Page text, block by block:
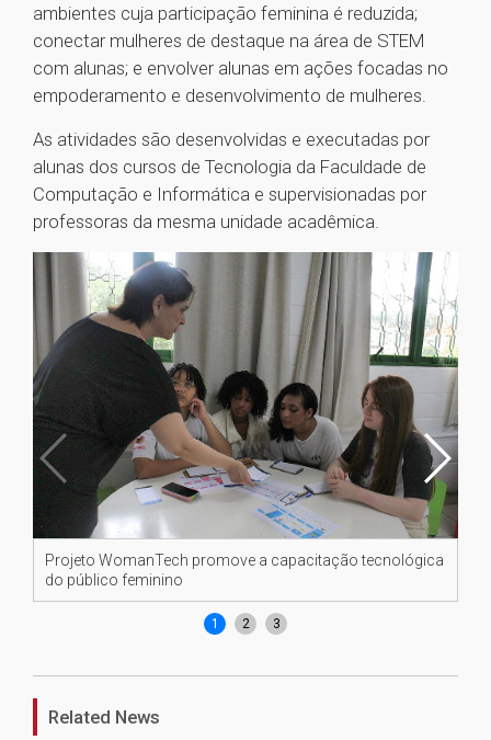
ambientes cuja participação feminina é reduzida;
conectar mulheres de destaque na área de STEM
com alunas; e envolver alunas em ações focadas no
empoderamento e desenvolvimento de mulheres.
As atividades são desenvolvidas e executadas por
alunas dos cursos de Tecnologia da Faculdade de
Computação e Informática e supervisionadas por
professoras da mesma unidade acadêmica.
Projeto WomanTech promove a capacitação tecnológica
do público feminino
1 2 3
Related News